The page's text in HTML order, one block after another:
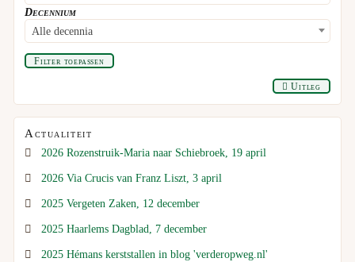
Decennium
Alle decennia
Filter toepassen
Uitleg
Actualiteit
2026 Rozenstruik-Maria naar Schiebroek, 19 april
2026 Via Crucis van Franz Liszt, 3 april
2025 Vergeten Zaken, 12 december
2025 Haarlems Dagblad, 7 december
2025 Hémans kerststallen in blog 'verderopweg.nl'